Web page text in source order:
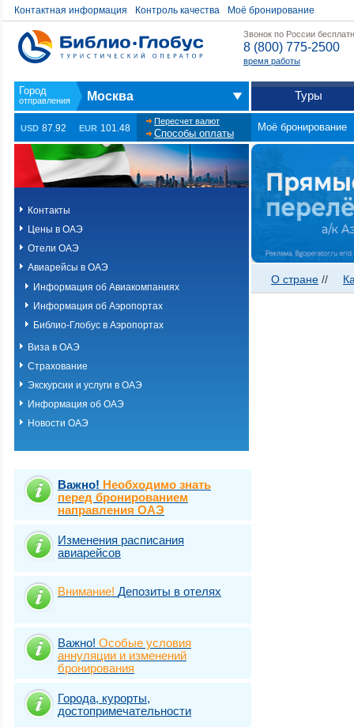
Контактная информация Контроль качества Моё бронирование
Звонок по России
8 (800) 775-2500
время работы
Москва Туры
USD 87.92 EUR 101.48
Пересчет валют
Способы оплаты
Моё бронирование
Контакты
Цены в ОАЭ
Отели ОАЭ
Авиарейсы в ОАЭ
Информация об Авиакомпаниях
Информация об Аэропортах
Библио-Глобус в Аэропортах
Виза в ОАЭ
Страхование
Экскурсии и услуги в ОАЭ
Информация об ОАЭ
Новости ОАЭ
Важно! Необходимо знать
перед бронированием
направления ОАЭ
Изменения расписания
авиарейсов
Внимание! Депозиты в отелях
Важно! Особые условия
аннуляции и изменений
бронирования
Города, курорты,
достопримечательности
О стране //